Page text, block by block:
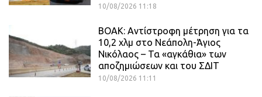
10/08/2026 11:18
ΒΟΑΚ: Αντίστροφη μέτρηση για τα
10,2 χλμ στο Νεάπολη-Άγιος
Νικόλαος – Τα «αγκάθια» των
αποζημιώσεων και του ΣΔΙΤ
10/08/2026 11:11